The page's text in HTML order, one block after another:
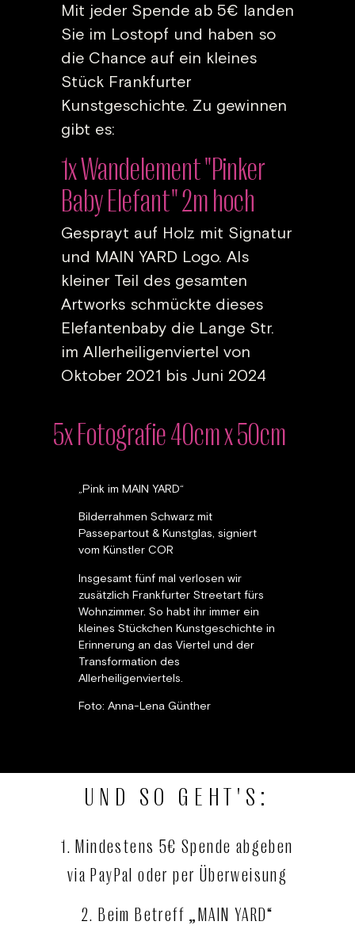
Mit jeder Spende ab 5€ landen
Sie im Lostopf und haben so
die Chance auf ein kleines
Stück Frankfurter
Kunstgeschichte. Zu gewinnen
gibt es:
1x Wandelement "Pinker
Baby Elefant" 2m hoch
Gesprayt auf Holz mit Signatur
und MAIN YARD Logo. Als
kleiner Teil des gesamten
Artworks schmückte dieses
Elefantenbaby die Lange Str.
im Allerheiligenviertel von
Oktober 2021 bis Juni 2024
5x Fotografie 40cm x 50cm
„Pink im MAIN YARD“
Bilderrahmen Schwarz mit
Passepartout & Kunstglas, signiert
vom Künstler COR
Insgesamt fünf mal verlosen wir
zusätzlich Frankfurter Streetart fürs
Wohnzimmer. So habt ihr immer ein
kleines Stückchen Kunstgeschichte in
Erinnerung an das Viertel und der
Transformation des
Allerheiligenviertels.
Foto: Anna-Lena Günther
UND SO GEHT'S:
1. Mindestens 5€ Spende abgeben
via PayPal oder per Überweisung
2. Beim Betreff „MAIN YARD“